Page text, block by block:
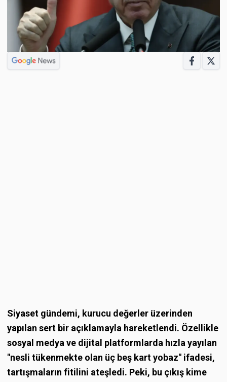
Siyaset gündemi, kurucu değerler üzerinden
yapılan sert bir açıklamayla hareketlendi. Özellikle
sosyal medya ve dijital platformlarda hızla yayılan
"nesli tükenmekte olan üç beş kart yobaz" ifadesi,
tartışmaların fitilini ateşledi. Peki, bu çıkış kime